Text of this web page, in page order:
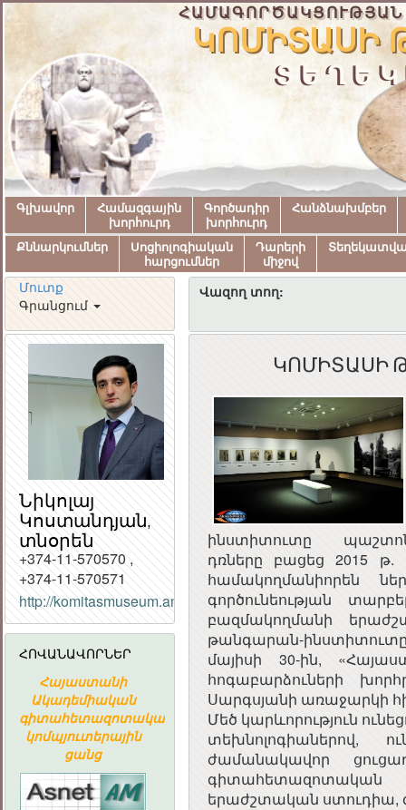
ԿՈՄԻՏԱՍԻ
Գլխավոր
Համազգային
խորհուրդ
Գործադիր
խորհուրդ
Հանձնախմբեր
Քննարկումներ
Սոցիոլոգիական
հարցումներ
Դարերի
միջով
Մուտք
Գրանցում
Վազող տող:
Նիկոլայ
Կոստանդյան,
տնօրեն
+374-11-570570 ,
+374-11-570571
http://komitasmuseum.am/
ՀՈՎԱՆԱՎՈՐՆԵՐ
Հայաստանի
Ակադեմիական
գիտահետազոտական
կոմպյուտերային
ցանց
ՀԱՅԱՍՏԱՆԻ
ՀԱՆՐԱՊԵՏՈՒԹՅԱՆ
ՀԱՆՐԱՅԻՆ
ԽՈՐՀՈՒՐԴ
ԿՈՄԻՏԱՍԻ
ինստիտուտը
դռները բացեց 2015 թ.
համակողմանիորեն
գործունեության
բազմակողմանի
թանգարան-ինստիտուտը
մայիսի 30-ին,
հոգաբարձուների
Սարգսյանի առաջարկի
Մեծ կարևորություն
ժամանակավոր
գիտահետազոտական
երաժշտական
ՀԱՅԱՍՏԱՆԻ
ՀԱՆՐԱՅԻՆ
ԽՈՐՀՈՒՐԴ